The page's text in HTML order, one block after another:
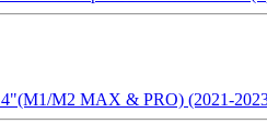
M2 MAX & PRO) (2021-